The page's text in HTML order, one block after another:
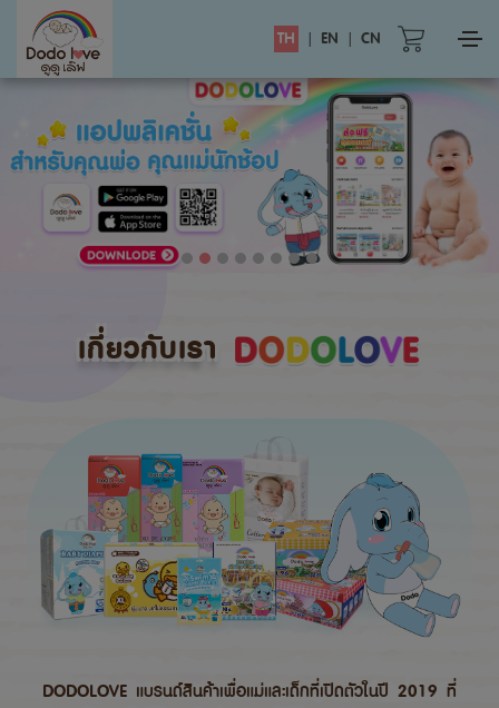
TH | EN | CN
เกี่ยวกับเรา
DODOLOVE แบรนด์สินค้าเพื่อแม่และเด็กที่เปิดตัวในปี 2019 ที่